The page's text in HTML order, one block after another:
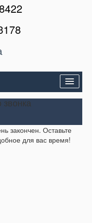
звонка
закончен. Оставьте
для вас время!